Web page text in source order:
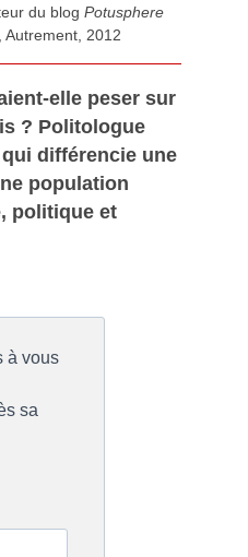
du blogPotusphere
Autrement, 2012
elle peser sur
? Politologue
différencie une
population
politique et